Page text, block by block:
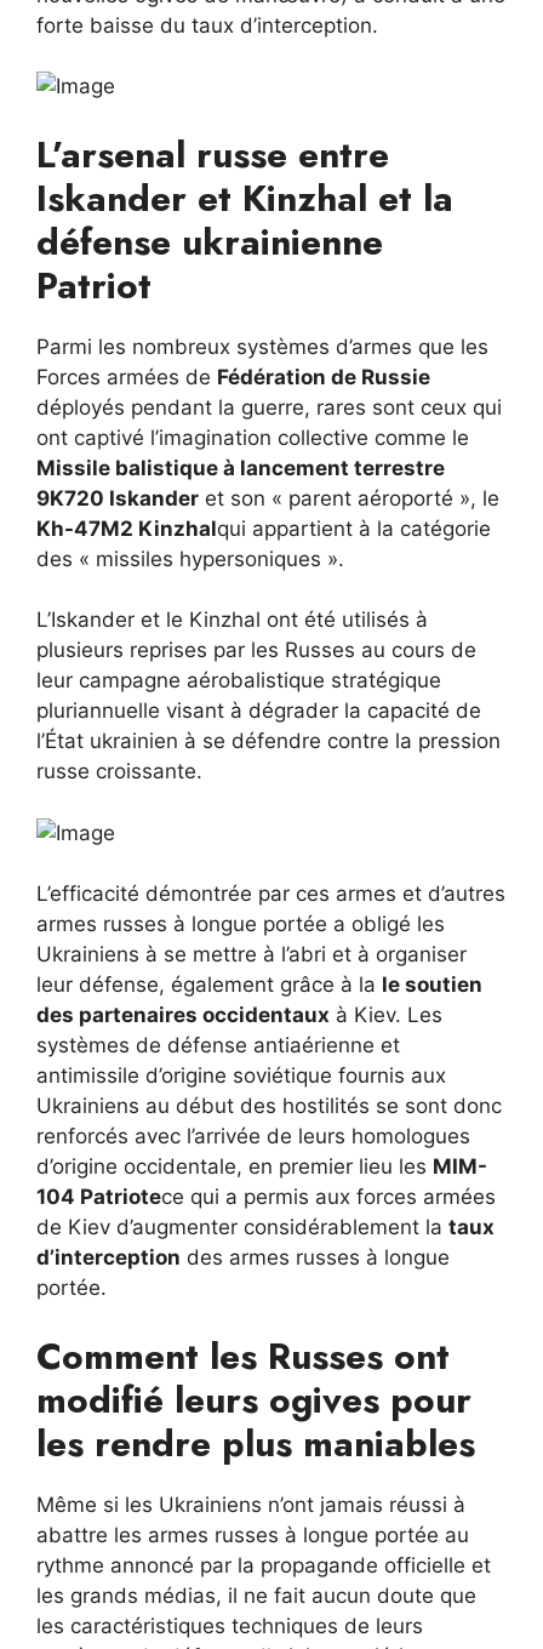
forte baisse du taux d’interception.
L’arsenal russe entre
Iskander et Kinzhal et la
défense ukrainienne
Patriot
Parmi les nombreux systèmes d’armes que les
Forces armées de Fédération de Russie
déployés pendant la guerre, rares sont ceux qui
ont captivé l’imagination collective comme le
Missile balistique à lancement terrestre
9K720 Iskander et son « parent aéroporté », le
Kh-47M2 Kinzhalqui appartient à la catégorie
des « missiles hypersoniques ».
L’Iskander et le Kinzhal ont été utilisés à
plusieurs reprises par les Russes au cours de
leur campagne aérobalistique stratégique
pluriannuelle visant à dégrader la capacité de
l’État ukrainien à se défendre contre la pression
russe croissante.
L’efficacité démontrée par ces armes et d’autres
armes russes à longue portée a obligé les
Ukrainiens à se mettre à l’abri et à organiser
leur défense, également grâce à la le soutien
des partenaires occidentaux à Kiev. Les
systèmes de défense antiaérienne et
antimissile d’origine soviétique fournis aux
Ukrainiens au début des hostilités se sont donc
renforcés avec l’arrivée de leurs homologues
d’origine occidentale, en premier lieu les MIM-
104 Patriotece qui a permis aux forces armées
de Kiev d’augmenter considérablement la taux
d’interception des armes russes à longue
portée.
Comment les Russes ont
modifié leurs ogives pour
les rendre plus maniables
Même si les Ukrainiens n’ont jamais réussi à
abattre les armes russes à longue portée au
rythme annoncé par la propagande officielle et
les grands médias, il ne fait aucun doute que
les caractéristiques techniques de leurs